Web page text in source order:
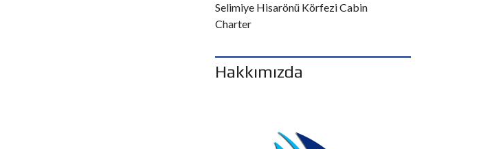
Selimiye Hisarönü Körfezi Cabin
Charter
Hakkımızda